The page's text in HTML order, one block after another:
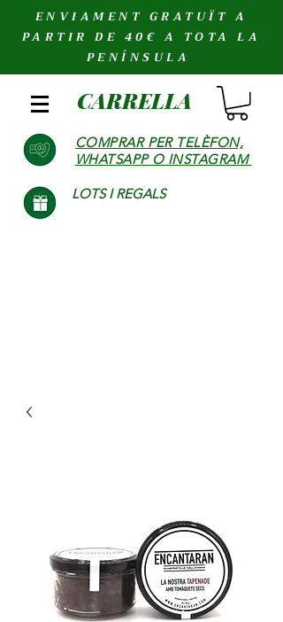
ENVIAMENT GRATUÏT A
PARTIR DE 40€ A TOTA LA
PENÍNSULA
CARRELLA
COMPRAR PER TELÈFON,
WHATSAPP O INSTAGRAM
LOTS I REGALS